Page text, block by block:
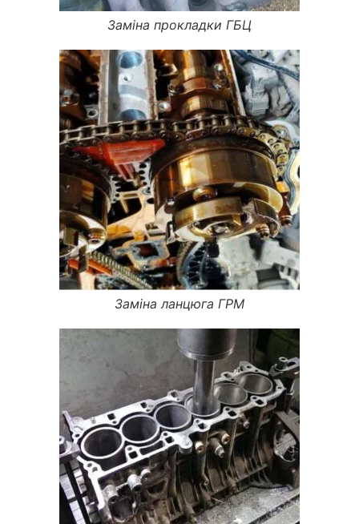
Заміна прокладки ГБЦ
Заміна ланцюга ГРМ